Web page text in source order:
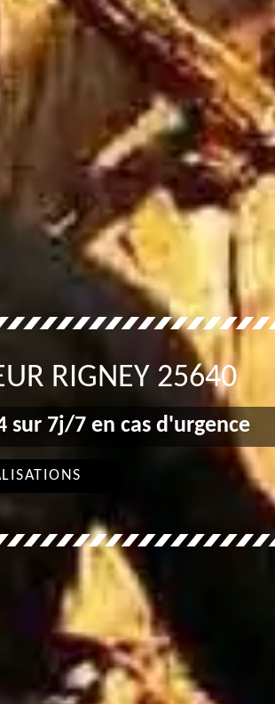
RIGNEY 25640
sur 7j/7 en cas d'urgence